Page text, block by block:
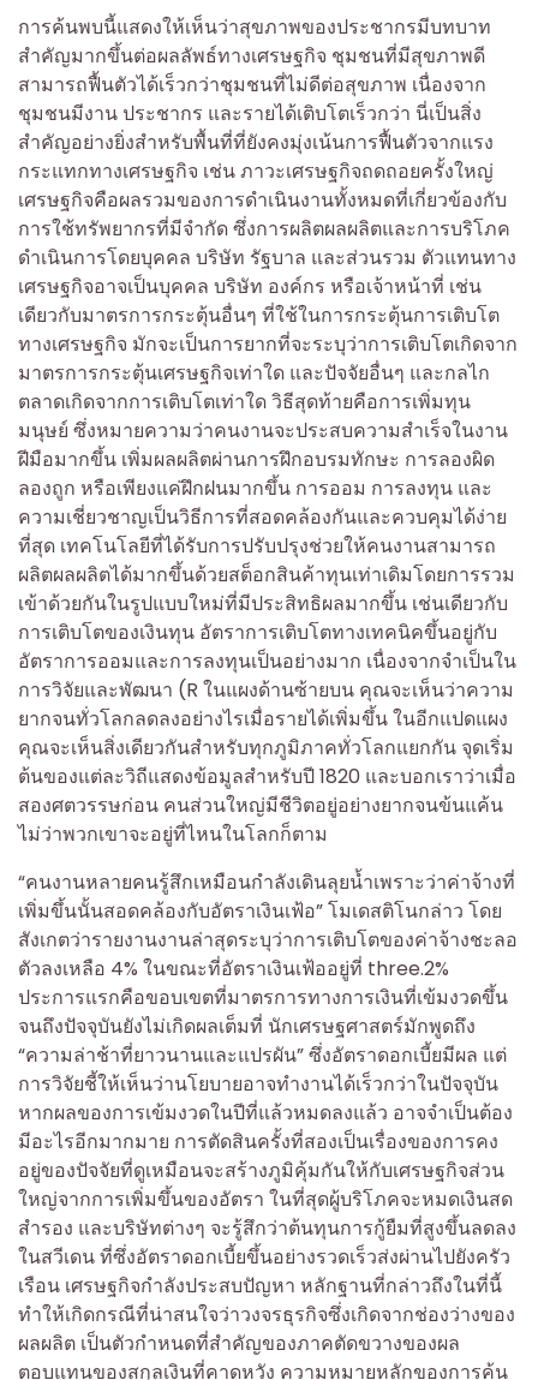
การค้นพบนี้แสดงให้เห็นว่าสุขภาพของประชากรมีบทบาท
สำคัญมากขึ้นต่อผลลัพธ์ทางเศรษฐกิจ ชุมชนที่มีสุขภาพดี
สามารถฟื้นตัวได้เร็วกว่าชุมชนที่ไม่ดีต่อสุขภาพ เนื่องจาก
ชุมชนมีงาน ประชากร และรายได้เติบโตเร็วกว่า นี่เป็นสิ่ง
สำคัญอย่างยิ่งสำหรับพื้นที่ที่ยังคงมุ่งเน้นการฟื้นตัวจากแรง
กระแทกทางเศรษฐกิจ เช่น ภาวะเศรษฐกิจถดถอยครั้งใหญ่
เศรษฐกิจคือผลรวมของการดำเนินงานทั้งหมดที่เกี่ยวข้องกับ
การใช้ทรัพยากรที่มีจำกัด ซึ่งการผลิตผลผลิตและการบริโภค
ดำเนินการโดยบุคคล บริษัท รัฐบาล และส่วนรวม ตัวแทนทาง
เศรษฐกิจอาจเป็นบุคคล บริษัท องค์กร หรือเจ้าหน้าที่ เช่น
เดียวกับมาตรการกระตุ้นอื่นๆ ที่ใช้ในการกระตุ้นการเติบโต
ทางเศรษฐกิจ มักจะเป็นการยากที่จะระบุว่าการเติบโตเกิดจาก
มาตรการกระตุ้นเศรษฐกิจเท่าใด และปัจจัยอื่นๆ และกลไก
ตลาดเกิดจากการเติบโตเท่าใด วิธีสุดท้ายคือการเพิ่มทุน
มนุษย์ ซึ่งหมายความว่าคนงานจะประสบความสำเร็จในงาน
ฝีมือมากขึ้น เพิ่มผลผลิตผ่านการฝึกอบรมทักษะ การลองผิด
ลองถูก หรือเพียงแค่ฝึกฝนมากขึ้น การออม การลงทุน และ
ความเชี่ยวชาญเป็นวิธีการที่สอดคล้องกันและควบคุมได้ง่าย
ที่สุด เทคโนโลยีที่ได้รับการปรับปรุงช่วยให้คนงานสามารถ
ผลิตผลผลิตได้มากขึ้นด้วยสต็อกสินค้าทุนเท่าเดิมโดยการรวม
เข้าด้วยกันในรูปแบบใหม่ที่มีประสิทธิผลมากขึ้น เช่นเดียวกับ
การเติบโตของเงินทุน อัตราการเติบโตทางเทคนิคขึ้นอยู่กับ
อัตราการออมและการลงทุนเป็นอย่างมาก เนื่องจากจำเป็นใน
การวิจัยและพัฒนา (R ในแผงด้านซ้ายบน คุณจะเห็นว่าความ
ยากจนทั่วโลกลดลงอย่างไรเมื่อรายได้เพิ่มขึ้น ในอีกแปดแผง
คุณจะเห็นสิ่งเดียวกันสำหรับทุกภูมิภาคทั่วโลกแยกกัน จุดเริ่ม
ต้นของแต่ละวิถีแสดงข้อมูลสำหรับปี 1820 และบอกเราว่าเมื่อ
สองศตวรรษก่อน คนส่วนใหญ่มีชีวิตอยู่อย่างยากจนข้นแค้น
ไม่ว่าพวกเขาจะอยู่ที่ไหนในโลกก็ตาม
“คนงานหลายคนรู้สึกเหมือนกำลังเดินลุยน้ำเพราะว่าค่าจ้างที่
เพิ่มขึ้นนั้นสอดคล้องกับอัตราเงินเฟ้อ” โมเดสติโนกล่าว โดย
สังเกตว่ารายงานงานล่าสุดระบุว่าการเติบโตของค่าจ้างชะลอ
ตัวลงเหลือ 4% ในขณะที่อัตราเงินเฟ้ออยู่ที่ three.2%
ประการแรกคือขอบเขตที่มาตรการทางการเงินที่เข้มงวดขึ้น
จนถึงปัจจุบันยังไม่เกิดผลเต็มที่ นักเศรษฐศาสตร์มักพูดถึง
“ความล่าช้าที่ยาวนานและแปรผัน” ซึ่งอัตราดอกเบี้ยมีผล แต่
การวิจัยชี้ให้เห็นว่านโยบายอาจทำงานได้เร็วกว่าในปัจจุบัน
หากผลของการเข้มงวดในปีที่แล้วหมดลงแล้ว อาจจำเป็นต้อง
มีอะไรอีกมากมาย การตัดสินครั้งที่สองเป็นเรื่องของการคง
อยู่ของปัจจัยที่ดูเหมือนจะสร้างภูมิคุ้มกันให้กับเศรษฐกิจส่วน
ใหญ่จากการเพิ่มขึ้นของอัตรา ในที่สุดผู้บริโภคจะหมดเงินสด
สำรอง และบริษัทต่างๆ จะรู้สึกว่าต้นทุนการกู้ยืมที่สูงขึ้นลดลง
ในสวีเดน ที่ซึ่งอัตราดอกเบี้ยขึ้นอย่างรวดเร็วส่งผ่านไปยังครัว
เรือน เศรษฐกิจกำลังประสบปัญหา หลักฐานที่กล่าวถึงในที่นี้
ทำให้เกิดกรณีที่น่าสนใจว่าวงจรธุรกิจซึ่งเกิดจากช่องว่างของ
ผลผลิต เป็นตัวกำหนดที่สำคัญของภาคตัดขวางของผล
ตอบแทนของสกุลเงินที่คาดหวัง ความหมายหลักของการค้น